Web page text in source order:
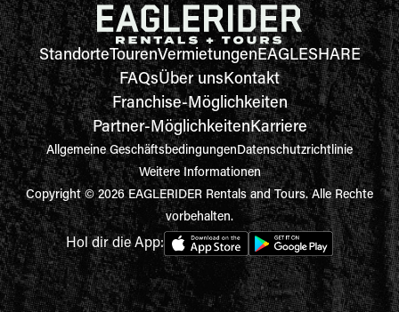
StandorteTourenVermietungenEAGLESHARE
FAQsÜber unsKontakt
Franchise-Möglichkeiten
Partner-MöglichkeitenKarriere
Allgemeine GeschäftsbedingungenDatenschutzrichtlinie
Weitere Informationen
Copyright © 2026 EAGLERIDER Rentals and Tours. Alle Rechte
vorbehalten.
Hol dir die App: